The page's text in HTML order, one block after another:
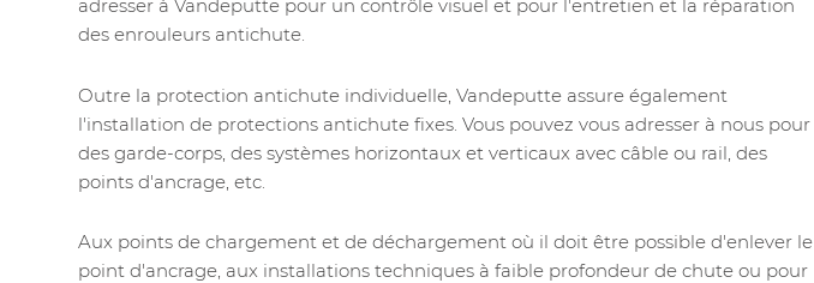
adresser à Vandeputte pour un contrôle visuel et pour l'entretien et la réparation
des enrouleurs antichute.
Outre la protection antichute individuelle, Vandeputte assure également
l'installation de protections antichute fixes. Vous pouvez vous adresser à nous pour
des garde-corps, des systèmes horizontaux et verticaux avec câble ou rail, des
points d'ancrage, etc.
Aux points de chargement et de déchargement où il doit être possible d'enlever le
point d'ancrage, aux installations techniques à faible profondeur de chute ou pour